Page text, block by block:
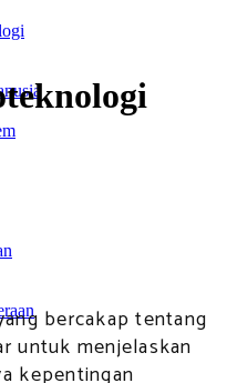
bercakap tentang
untuk menjelaskan
kepentingan